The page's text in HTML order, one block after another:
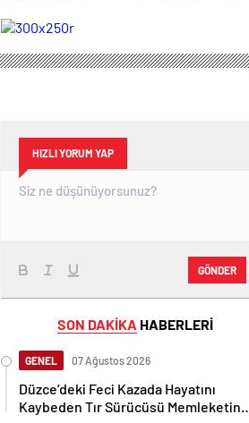
Resmi Gazete’de
yayımlanarak
yürürlüğe girdi
HIZLI YORUM YAP
GÖNDER
SON DAKİKA HABERLERİ
GENEL 07 Ağustos 2026
Düzce’deki Feci Kazada Hayatını
Kaybeden Tır Sürücüsü Memleketine